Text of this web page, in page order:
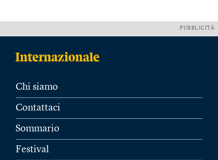
PUBBLICITÀ
Chi siamo
Contattaci
Sommario
Festival